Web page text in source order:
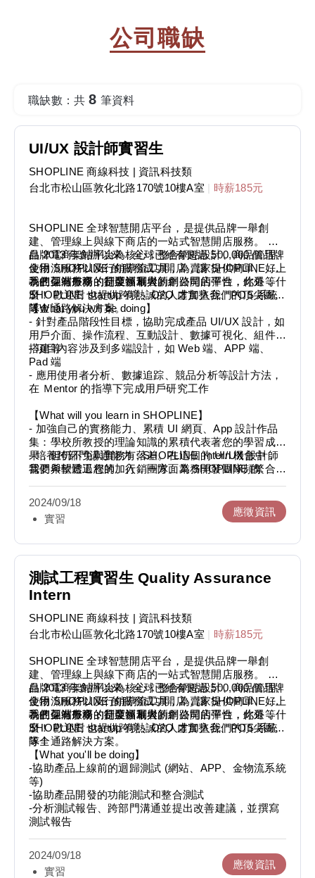
公司職缺
職缺數：共 8 筆資料
UI/UX 設計師實習生
SHOPLINE 商線科技 | 資訊科技類
台北市松山區敦化北路170號10樓A室
時薪185元
SHOPLINE 全球智慧開店平台，是提供品牌一舉創
建、管理線上與線下商店的一站式智慧開店服務。 以
品牌電商架站平台為核心，整合網站設計、商品管理、
金物流服務以及行銷導流工具，為賣家提供簡單、好上
手的架站服務，是亞洲最大的網路開店平台，此外，
SHOPLINE 也提供跨境、O2O 虛實整合、POS 系統
等全通路解決方案。
自 2013 年創辦以來，全球已經有超過 500,000 個品牌
使用 SHOPLINE 的服務成功開店，讓 SHOPLINE 成
為在亞洲市場的行業領軍者。
我們保有外商的制度福利與新創公司的彈性，你還等什
麼！ 歡迎對 startup 有熱誠的人才加入我們的頂尖團
隊！
【What you will be doing】
- 針對產品階段性目標，協助完成產品 UI/UX 設計，如
用戶介面、操作流程、互動設計、數據可視化、組件庫
搭建等
- 項目內容涉及到多端設計，如 Web 端、APP 端、
Pad 端
- 應用使用者分析、數據追踪、競品分析等設計方法，
在 Ｍentor 的指導下完成用戶研究工作
【What will you learn in SHOPLINE】
- 加強自己的實務能力、累積 UI 網頁、App 設計作品
集：學校所教授的理論知識的累積代表著您的學習成
果，但仍不免與實務有落差。在這個 Intern 機會中，
我們希望透過您的加入，一方面為 SHOPLINE 的
有機會能觸及！
- 培養跨部門溝通能力：SHOPLINE 的 UI/UX 設計師
需要與軟體工程師、行銷團隊、業務開發團隊頻繁合
2024/09/18
實習
應徵資訊
測試工程實習生 Quality Assurance
Intern
SHOPLINE 商線科技 | 資訊科技類
台北市松山區敦化北路170號10樓A室
時薪185元
SHOPLINE 全球智慧開店平台，是提供品牌一舉創
建、管理線上與線下商店的一站式智慧開店服務。 以
品牌電商架站平台為核心，整合網站設計、商品管理、
金物流服務以及行銷導流工具，為賣家提供簡單、好上
手的架站服務，是亞洲最大的網路開店平台，此外，
SHOPLINE 也提供跨境、O2O 虛實整合、POS 系統
等全通路解決方案。
自 2013 年創辦以來，全球已經有超過 500,000 個品牌
使用 SHOPLINE 的服務成功開店，讓 SHOPLINE 成
為在亞洲市場的行業領軍者。
我們保有外商的制度福利與新創公司的彈性，你還等什
麼！ 歡迎對 startup 有熱誠的人才加入我們的頂尖團
隊！
【What you'll be doing】
-協助產品上線前的迴歸測試 (網站、APP、金物流系統
等)
-協助產品開發的功能測試和整合測試
-分析測試報告、跨部門溝通並提出改善建議，並撰寫
測試報告
2024/09/18
實習
應徵資訊